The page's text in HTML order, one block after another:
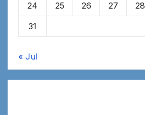
24 25 26 27 28
31
« Jul